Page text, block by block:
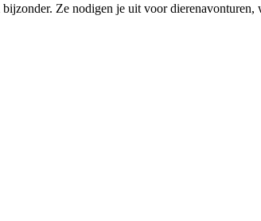
Ze nodigen je uit voor